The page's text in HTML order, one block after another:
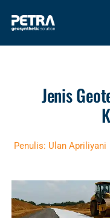
Jenis
Penulis: Ulan Apriliyani